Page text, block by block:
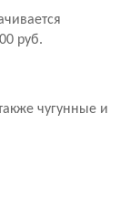
руб.
чугунные и